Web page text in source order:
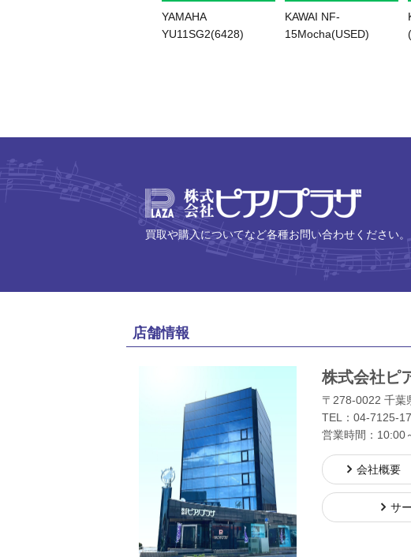
YAMAHA
YU11SG2(6428)
KAWAI NF-
15Mocha(USED)
株式会
買取や購入についてなど各種お問い合わせください。
店舗情報
株式会社ピ
〒278-0022 千葉
TEL： 04-7125-
営業時間：10:00
会社概要
サ